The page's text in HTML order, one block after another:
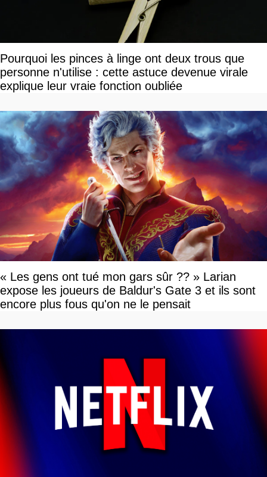
Pourquoi les pinces à linge ont deux trous que
personne n'utilise : cette astuce devenue virale
explique leur vraie fonction oubliée
« Les gens ont tué mon gars sûr ?? » Larian
expose les joueurs de Baldur's Gate 3 et ils sont
encore plus fous qu'on ne le pensait